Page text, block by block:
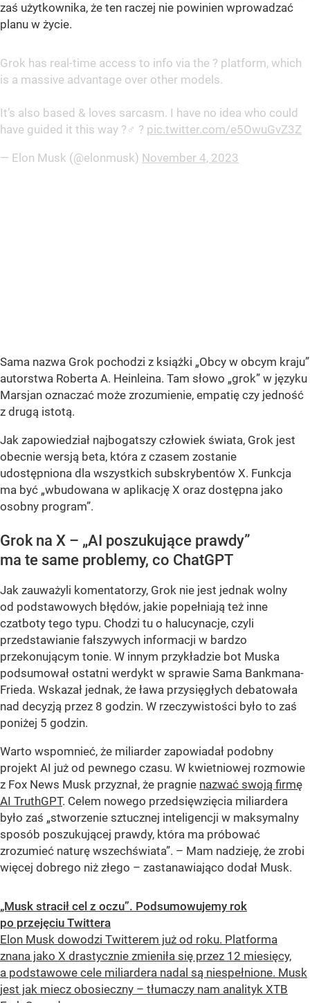
zaś użytkownika, że ten raczej nie powinien wprowadzać
planu w życie.
Grok has real-time access to info via the ? platform, which
is a massive advantage over other models.
It’s also based & loves sarcasm. I have no idea who could
have guided it this way ?‍♂️ ? pic.twitter.com/e5OwuGvZ3Z
— Elon Musk (@elonmusk) November 4, 2023
Sama nazwa Grok pochodzi z książki „Obcy w obcym kraju”
autorstwa Roberta A. Heinleina. Tam słowo „grok” w języku
Marsjan oznaczać może zrozumienie, empatię czy jedność
z drugą istotą.
Jak zapowiedział najbogatszy człowiek świata, Grok jest
obecnie wersją beta, która z czasem zostanie
udostępniona dla wszystkich subskrybentów X. Funkcja
ma być „wbudowana w aplikację X oraz dostępna jako
osobny program”.
Grok na X – „AI poszukujące prawdy”
ma te same problemy, co ChatGPT
Jak zauważyli komentatorzy, Grok nie jest jednak wolny
od podstawowych błędów, jakie popełniają też inne
czatboty tego typu. Chodzi tu o halucynacje, czyli
przedstawianie fałszywych informacji w bardzo
przekonującym tonie. W innym przykładzie bot Muska
podsumował ostatni werdykt w sprawie Sama Bankmana-
Frieda. Wskazał jednak, że ława przysięgłych debatowała
nad decyzją przez 8 godzin. W rzeczywistości było to zaś
poniżej 5 godzin.
Warto wspomnieć, że miliarder zapowiadał podobny
projekt AI już od pewnego czasu. W kwietniowej rozmowie
z Fox News Musk przyznał, że pragnie nazwać swoją firmę
AI TruthGPT. Celem nowego przedsięwzięcia miliardera
było zaś „stworzenie sztucznej inteligencji w maksymalny
sposób poszukującej prawdy, która ma próbować
zrozumieć naturę wszechświata”. – Mam nadzieję, że zrobi
więcej dobrego niż złego – zastanawiająco dodał Musk.
„Musk stracił cel z oczu”. Podsumowujemy rok
po przejęciu Twittera
Elon Musk dowodzi Twitterem już od roku. Platforma
znana jako X drastycznie zmieniła się przez 12 miesięcy,
a podstawowe cele miliardera nadal są niespełnione. Musk
jest jak miecz obosieczny – tłumaczy nam analityk XTB